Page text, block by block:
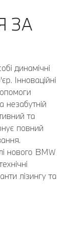
ЗА
динамічні
Інноваційні
незабутній
та
повний
нового BMW
лізингу та